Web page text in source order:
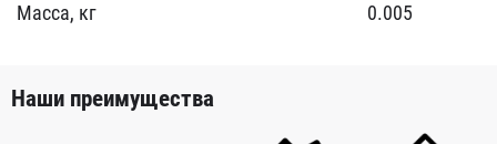
Масса, кг
0.005
Наши преимущества